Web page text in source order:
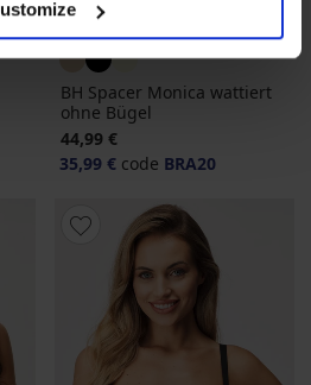
-20 % BRA20
BH Spacer Monica wattiert
ohne Bügel
44,99 €
35,99 € code BRA20